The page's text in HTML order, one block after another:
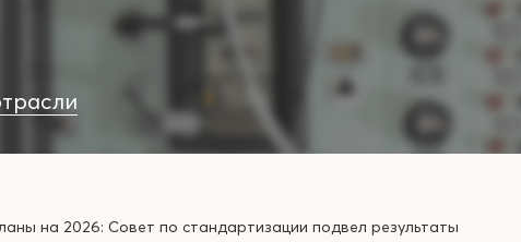
на 2026: Совет по стандартизации подвел результаты